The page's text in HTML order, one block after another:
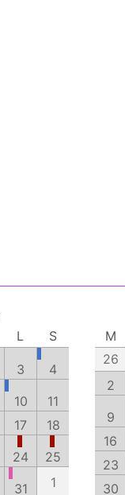
L
S
3
4
10
11
17
18
24
25
31 1
M
26
2
9
16
23
30